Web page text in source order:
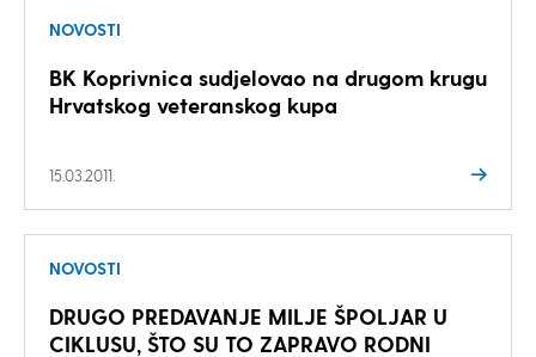
NOVOSTI
BK Koprivnica sudjelovao na drugom krugu
Hrvatskog veteranskog kupa
15.03.2011.
NOVOSTI
DRUGO PREDAVANJE MILJE ŠPOLJAR U
CIKLUSU, ŠTO SU TO ZAPRAVO RODNI